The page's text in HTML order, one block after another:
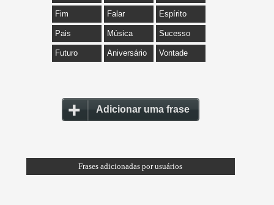
Fim Falar Espírito
Pais Música Sucesso
Futuro Aniversário Vontade
Adicionar uma frase
Frases adicionadas por usuários